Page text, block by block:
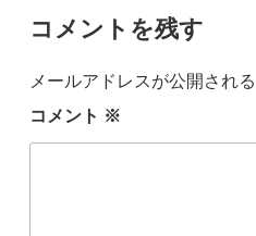
コメントを残す
メールアドレスが公開され
コメント ※